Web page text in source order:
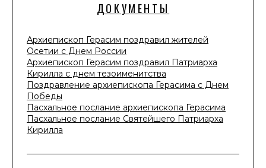
ДОКУМЕНТЫ
Архиепископ Герасим поздравил жителей
Осетии с Днем России
Архиепископ Герасим поздравил Патриарха
Кирилла с днем тезоименитства
Поздравление архиепископа Герасима с Днем
Победы
Пасхальное послание архиепископа Герасима
Пасхальное послание Святейшего Патриарха
Кирилла